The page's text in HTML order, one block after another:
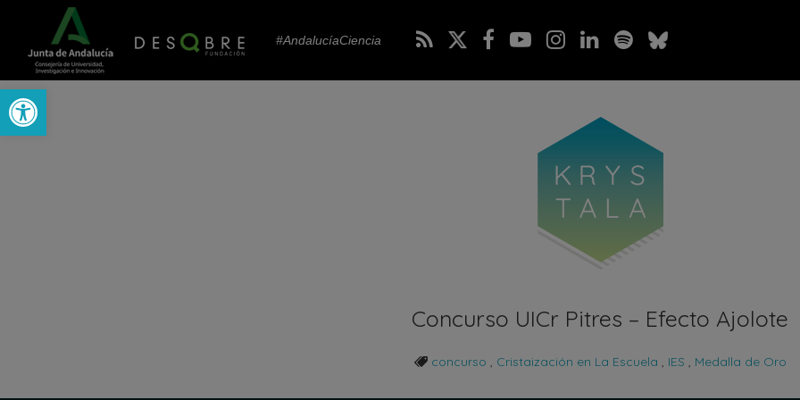
Abrir barra de herramientas
#AndalucíaCiencia
Concurso UICr Pitres – Efecto Ajolote
concurso , Cristaización en La Escuela , IES , Medalla de Oro